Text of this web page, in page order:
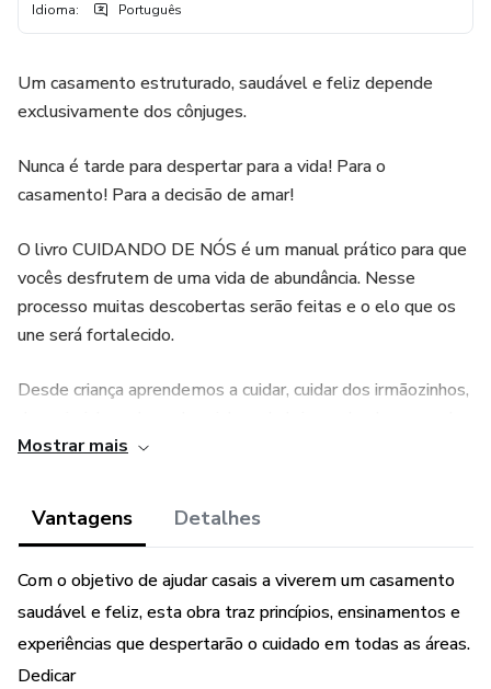
Idioma: Português
Um casamento estruturado, saudável e feliz depende
exclusivamente dos cônjuges.
Nunca é tarde para despertar para a vida! Para o
casamento! Para a decisão de amar!
O livro CUIDANDO DE NÓS é um manual prático para que
vocês desfrutem de uma vida de abundância. Nesse
processo muitas descobertas serão feitas e o elo que os
une será fortalecido.
Desde criança aprendemos a cuidar, cuidar dos irmãozinhos,
calçado... Cuidar, cuidar, cuidar.
podemos nos esquecer de cuidar de nós mesmos. Quanto
mesma forma o marido.
Quanto mais o casal se cuida mais o casamento floresce!
Quanto mais eu me cuido, mais eu posso cuidar das
Mostrar mais
Vantagens Detalhes
Com o objetivo de ajudar casais a viverem um casamento
saudável e feliz, esta obra traz princípios, ensinamentos e
experiências que despertarão o cuidado em todas as áreas.
Dedicar